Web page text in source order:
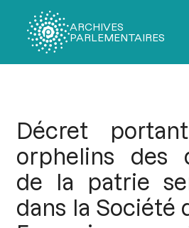
ARCHIVES
PARLEMENTAIRES
Décret
orphelins des
de la patrie
dans la Société